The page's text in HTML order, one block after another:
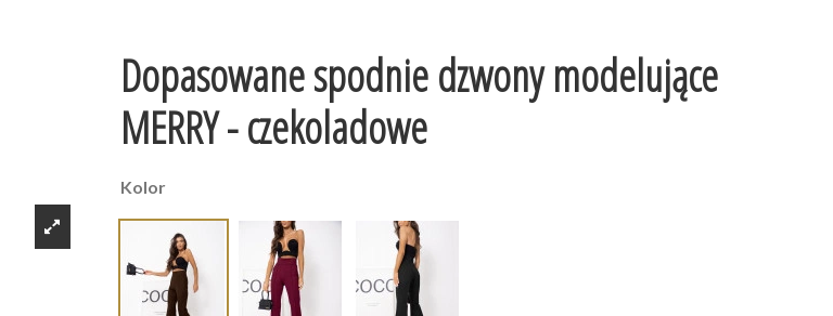
Dopasowane spodnie dzwony modelujące
MERRY - czekoladowe
Kolor